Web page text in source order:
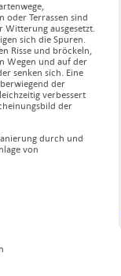
oder Terrassen sind
Witterung ausgesetzt.
sich die Spuren.
Risse und bröckeln,
Wegen und auf der
senken sich. Eine
der
verbessert
der
durch und
von